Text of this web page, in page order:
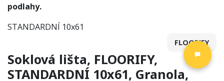
podlahy.
STANDARDNÍ 10x61
FLOORIFY
Soklová lišta, FLOORIFY,
STANDARDNÍ 10x61, Granola,